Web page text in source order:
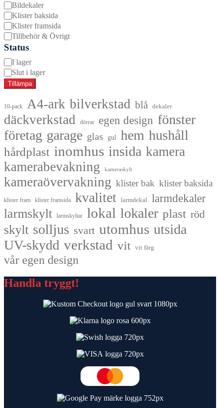
Bildekaler
Klister baksida
Klister framsida
Tillbehör & Övrigt
Status
Tillgänglighet
I lager
Slut i lager
Tillämpa
10-pack A4-ark bilverkstad blå dekaler
däckverkstad dörrar egen design fönster
företag garage glas gul hem hushåll
hårdplast inomhus insida kamera
kamerabevakning
kameraskylt
kameraövervakning klister bak klister baksida
klister fram klister framsida kvalitet larmdekal larmdekaler
larmskylt larmskyltar lokal lokaler plast röd
skylt solljus svart utomhus utsida
UV-skydd verkstad vit vit färg
vår egen design
Handla tryggt!